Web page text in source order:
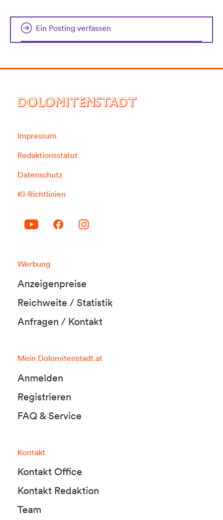
Ein Posting verfassen
DOLOMITENSTADT
Impressum
Redaktionsstatut
Datenschutz
KI-Richtlinien
Werbung
Anzeigenpreise
Reichweite / Statistik
Anfragen / Kontakt
Mein Dolomitenstadt.at
Anmelden
Registrieren
FAQ & Service
Kontakt
Kontakt Office
Kontakt Redaktion
Team